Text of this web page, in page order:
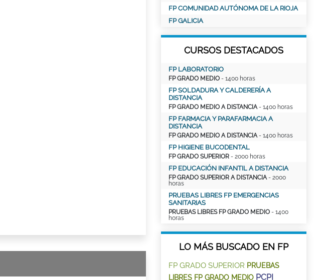
FP COMUNIDAD AUTÓNOMA DE LA RIOJA
FP GALICIA
CURSOS DESTACADOS
FP LABORATORIO
FP GRADO MEDIO - 1400 horas
FP SOLDADURA Y CALDERERÍA A
DISTANCIA
FP GRADO MEDIO A DISTANCIA- 1400 horas
FP FARMACIA Y PARAFARMACIA A
DISTANCIA
FP GRADO MEDIO A DISTANCIA- 1400 horas
FP HIGIENE BUCODENTAL
FP GRADO SUPERIOR - 2000 horas
FP EDUCACIÓN INFANTIL A DISTANCIA
FP GRADO SUPERIOR A DISTANCIA- 2000
horas
PRUEBAS LIBRES FP EMERGENCIAS
SANITARIAS
PRUEBAS LIBRES FP GRADO MEDIO - 1400
horas
LO MÁS BUSCADO EN FP
FP GRADO SUPERIOR PRUEBAS
LIBRES FP GRADO MEDIO PCPI